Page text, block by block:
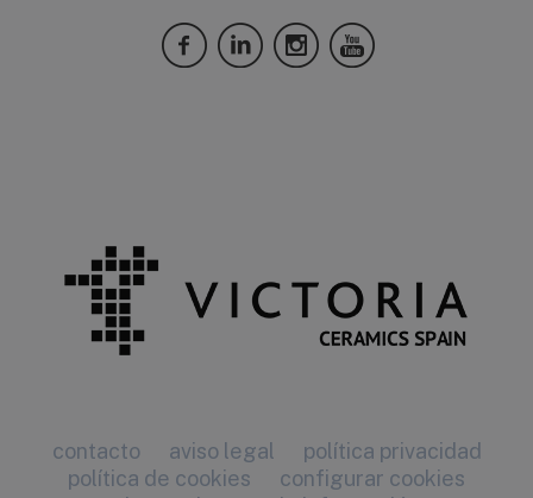
contacto aviso legal
política privacidad
política de cookies
configurar cookies